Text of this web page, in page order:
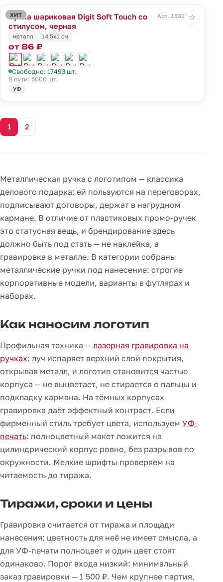
ХИТ
Ручка шариковая Digit Soft Touch со
стилусом, черная
Арт. 18322.30
металл 14,5х1 см
от 86 ₽
Свободно: 17493 шт.
В пути: 5000 шт.
УФ
☆
1 2
Металлическая ручка с логотипом — классика
делового подарка: ей пользуются на переговорах,
подписывают договоры, держат в нагрудном
кармане. В отличие от пластиковых промо-ручек
это статусная вещь, и брендирование здесь
должно быть под стать — не наклейка, а
гравировка в металле. В категории собраны
металлические ручки под нанесение: строгие
корпоративные модели, варианты в футлярах и
наборах.
Как наносим логотип
Профильная техника — лазерная гравировка на
ручках: луч испаряет верхний слой покрытия,
открывая металл, и логотип становится частью
корпуса — не выцветает, не стирается о пальцы и
подкладку кармана. На тёмных корпусах
гравировка даёт эффектный контраст. Если
фирменный стиль требует цвета, используем УФ-
печать: полноцветный макет ложится на
цилиндрический корпус ровно, без разрывов по
окружности. Мелкие шрифты проверяем на
читаемость до тиража.
Тиражи, сроки и цены
Гравировка считается от тиража и площади
нанесения; цветность для неё не имеет смысла, а
для УФ-печати полноцвет и один цвет стоят
одинаково. Порог входа низкий: минимальный
заказ гравировки — 1 500 ₽. Чем крупнее партия,